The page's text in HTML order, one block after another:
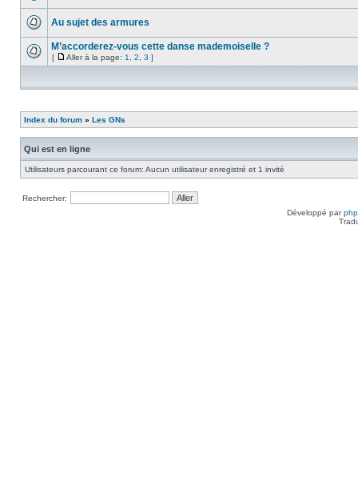
Au sujet des armures
M’accorderez-vous cette danse mademoiselle ?
[ Aller à la page: 1 2 3 ]
Index du forum » Les GNs
Qui est en ligne
Utilisateurs parcourant ce forum: Aucun utilisateur enregistré et 1 invité
Rechercher:
Développé par